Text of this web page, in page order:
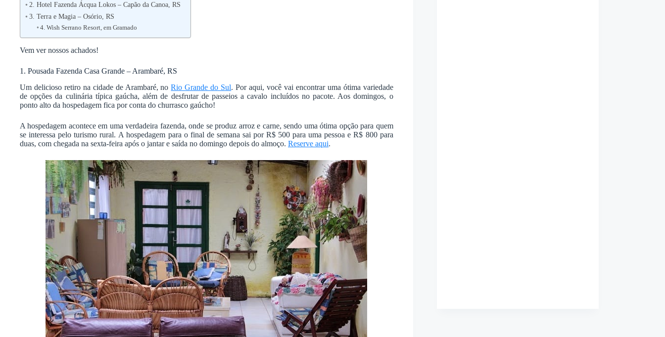
2. Hotel Fazenda Ácqua Lokos – Capão da Canoa, RS
3. Terra e Magia – Osório, RS
4. Wish Serrano Resort, em Gramado
Vem ver nossos achados!
1. Pousada Fazenda Casa Grande – Arambaré, RS
Um delicioso retiro na cidade de Arambaré, noRio Grande do Sul. Por aqui, você vai encontrar uma ótima variedade
de opções da culinária típica gaúcha, além de desfrutar de passeios a cavalo incluídos no pacote. Aos domingos, o
ponto alto da hospedagem fica por conta do churrasco gaúcho!
A hospedagem acontece em uma verdadeira fazenda, onde se produz arroz e carne, sendo uma ótima opção para quem
se interessa pelo turismo rural. A hospedagem para o final de semana sai por R$ 500 para uma pessoa e R$ 800 para
duas, com chegada na sexta-feira após o jantar e saída no domingo depois do almoço. Reserve aqui.